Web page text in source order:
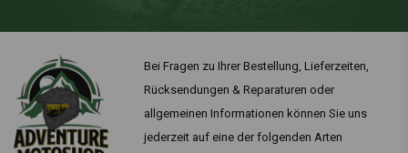
Bei Fragen zu Ihrer Bestellung, Lieferzeiten,
Rücksendungen & Reparaturen oder
allgemeinen Informationen können Sie uns
jederzeit auf eine der folgenden Arten